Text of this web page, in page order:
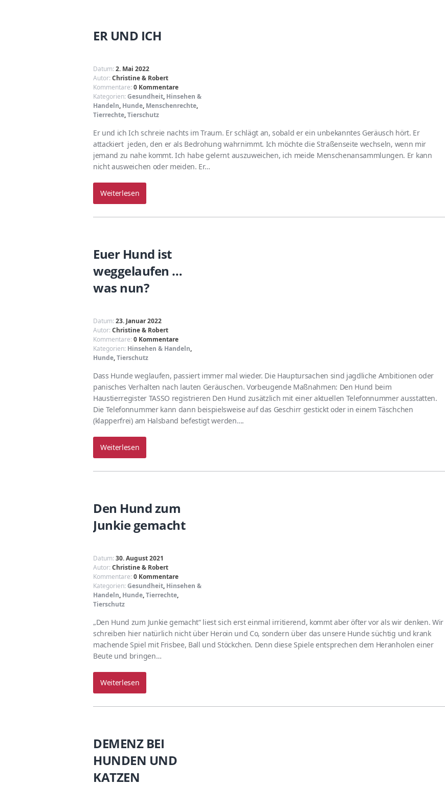
ER UND ICH
Datum: 2. Mai 2022
Autor: Christine & Robert
Kommentare: 0 Kommentare
Kategorien: Gesundheit, Hinsehen &
Handeln, Hunde, Menschenrechte,
Tierrechte,Tierschutz
Er und ich Ich schreie nachts im Traum. Er schlägt an, sobald er ein unbekanntes Geräusch hört. Er
attackiert jeden, den er als Bedrohung wahrnimmt. Ich möchte die Straßenseite wechseln, wenn mir
jemand zu nahe kommt. Ich habe gelernt auszuweichen, ich meide Menschenansammlungen. Er kann
nicht ausweichen oder meiden. Er…
Weiterlesen
Euer Hund ist
weggelaufen …
was nun?
Datum: 23. Januar 2022
Autor: Christine & Robert
Kommentare: 0 Kommentare
Kategorien: Hinsehen & Handeln,
Hunde,Tierschutz
Dass Hunde weglaufen, passiert immer mal wieder. Die Hauptursachen sind jagdliche Ambitionen oder
panisches Verhalten nach lauten Geräuschen. Vorbeugende Maßnahmen: Den Hund beim
Haustierregister TASSO registrieren Den Hund zusätzlich mit einer aktuellen Telefonnummer ausstatten.
Die Telefonnummer kann dann beispielsweise auf das Geschirr gestickt oder in einem Täschchen
(klapperfrei) am Halsband befestigt werden….
Weiterlesen
Den Hund zum
Junkie gemacht
Datum: 30. August 2021
Autor: Christine & Robert
Kommentare: 0 Kommentare
Kategorien: Gesundheit, Hinsehen &
Handeln, Hunde,Tierrechte,
Tierschutz
„Den Hund zum Junkie gemacht“ liest sich erst einmal irritierend, kommt aber öfter vor als wir denken. Wir
schreiben hier natürlich nicht über Heroin und Co, sondern über das unsere Hunde süchtig und krank
machende Spiel mit Frisbee, Ball und Stöckchen. Denn diese Spiele entsprechen dem Heranholen einer
Beute und bringen…
Weiterlesen
DEMENZ BEI
HUNDEN UND
KATZEN